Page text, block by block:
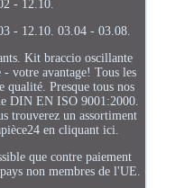
- 12.10.
- 12.10. 03.04 - 03.08.
Kit braccio oscillante
- votre avantage! Tous les
Presque tous nos
DIN EN ISO 9001:2000.
trouverez un assortiment
en cliquant ici.
que contre paiement
non membres de l'UE.